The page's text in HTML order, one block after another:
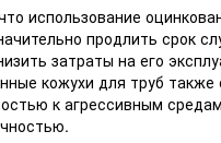
использование
продлить срок
затраты на его
кожухи для труб также
к агрессивным